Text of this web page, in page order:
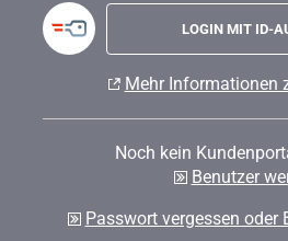
LOGIN MIT ID-
Mehr Informationen
Noch kein
Benutzer
Passwort vergessen oder